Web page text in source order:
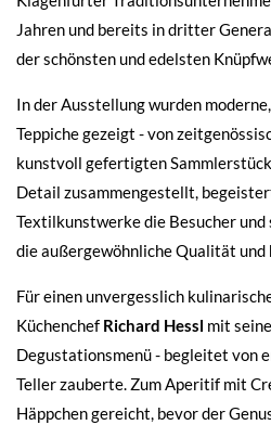
Jahren und bereits in dritter
der schönsten und edelsten
In der Ausstellung wurden
Teppiche gezeigt - von
kunstvoll gefertigten
Detail zusammengestellt,
Textilkunstwerke die Besucher
die außergewöhnliche Qualität
Für einen unvergesslich
Küchenchef Richard Hessl mit
Degustationsmenü - begleitet von
Teller zauberte. Zum Aperitif mit
Häppchen gereicht, bevor der